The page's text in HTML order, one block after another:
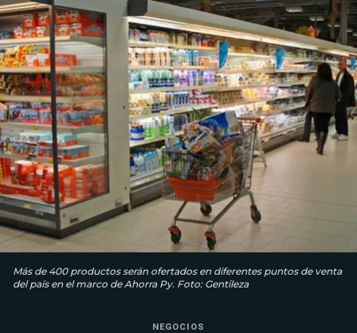
Más de 400 productos serán ofertados en diferentes puntos de venta
del país en el marco de Ahorra Py. Foto: Gentileza
NEGOCIOS